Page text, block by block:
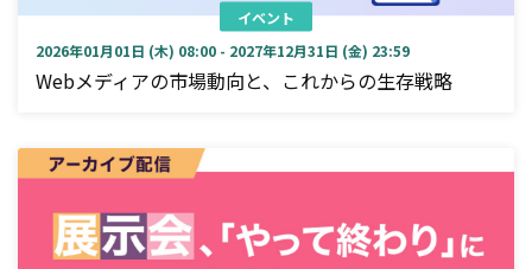
イベント
2026年01月01日 (木) 08:00 - 2027年12月31日 (金) 23:59
Webメディアの市場動向と、これからの生存戦略